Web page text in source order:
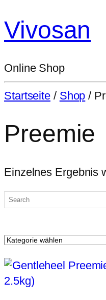
Vivosan
Online Shop
Startseite / Shop /
Preemie
Einzelnes Ergebnis